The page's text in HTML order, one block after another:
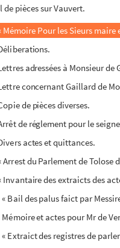
de pièces sur Vauvert.
Mémoire Pour les Sieurs
adressées à Monsieur
concernant Gaillard de
de pièces diverses.
de réglement pour le
actes et quittances.
Arrest du Parlement de
Invantaire des extraicts des
« Bail des palus faict par
Mémoire et actes pour Mr de
« Extraict des registres de